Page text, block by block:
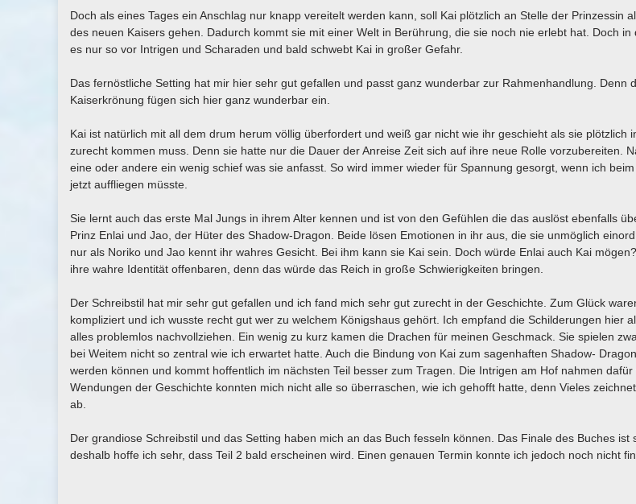
Doch als eines Tages ein Anschlag nur knapp vereitelt werden kann, soll Kai plötzlich an Stelle der Prinzessin
des neuen Kaisers gehen. Dadurch kommt sie mit einer Welt in Berührung, die sie noch nie erlebt hat. Doch in
es nur so vor Intrigen und Scharaden und bald schwebt Kai in großer Gefahr.
Das fernöstliche Setting hat mir hier sehr gut gefallen und passt ganz wunderbar zur Rahmenhandlung. Denn
Kaiserkrönung fügen sich hier ganz wunderbar ein.
Kai ist natürlich mit all dem drum herum völlig überfordert und weiß gar nicht wie ihr geschieht als sie plötzlich
zurecht kommen muss. Denn sie hatte nur die Dauer der Anreise Zeit sich auf ihre neue Rolle vorzubereiten.
eine oder andere ein wenig schief was sie anfasst. So wird immer wieder für Spannung gesorgt, wenn ich
jetzt auffliegen müsste.
Sie lernt auch das erste Mal Jungs in ihrem Alter kennen und ist von den Gefühlen die das auslöst ebenfalls
Prinz Enlai und Jao, der Hüter des Shadow-Dragon. Beide lösen Emotionen in ihr aus, die sie unmöglich
nur als Noriko und Jao kennt ihr wahres Gesicht. Bei ihm kann sie Kai sein. Doch würde Enlai auch Kai
ihre wahre Identität offenbaren, denn das würde das Reich in große Schwierigkeiten bringen.
Der Schreibstil hat mir sehr gut gefallen und ich fand mich sehr gut zurecht in der Geschichte. Zum Glück
kompliziert und ich wusste recht gut wer zu welchem Königshaus gehört. Ich empfand die Schilderungen hier
alles problemlos nachvollziehen. Ein wenig zu kurz kamen die Drachen für meinen Geschmack. Sie spielen
bei Weitem nicht so zentral wie ich erwartet hatte. Auch die Bindung von Kai zum sagenhaften Shadow-
werden können und kommt hoffentlich im nächsten Teil besser zum Tragen. Die Intrigen am Hof nahmen
Wendungen der Geschichte konnten mich nicht alle so überraschen, wie ich gehofft hatte, denn Vieles
ab.
Der grandiose Schreibstil und das Setting haben mich an das Buch fesseln können. Das Finale des Buches ist
deshalb hoffe ich sehr, dass Teil 2 bald erscheinen wird. Einen genauen Termin konnte ich jedoch noch nicht